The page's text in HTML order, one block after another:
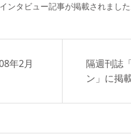
タビュー記事が掲載されました
年2月
隔週刊誌
ン」に掲